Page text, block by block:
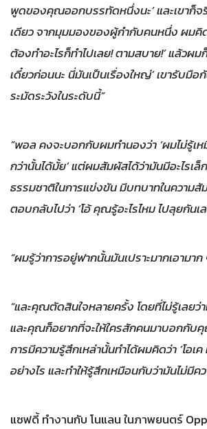
พูดของคุณออกบรรทัดหนึ่งนะ’ และเขาก็
เดียว จากมุมมองของผู้กำกับคนหนึ่ง ผมคิด
ต้องทำอะไรก็ทำไปเลย! ตามสบาย!’ แล้วผม
เดี๋ยวก่อนนะ นี่มันเป็นเรื่องใหญ่’ เขารับมื
ระมัดระวังในระดับนี้”
“พอล คงจะบอกกับผมทำนองว่า ‘ผมไม่รู้เห
กว่านั้นได้มั้ย’ แต่ผมสัมผัสได้ว่ามันมีอะไรเ
ธรรมชาติในการแข่งขัน มีบทบาทในความ
ตอบกลับไปว่า ‘โอ้ คุณรู้อะไรไหม ไปลุยกันเล
“ผมรู้ว่าการอยู่ฟากนั้นมันเปราะมากเอามาก
“และคุณตัดสินใจหลายครั้ง โดยที่ไม่รู้เลยว่
และคุณก็อยากที่จะให้ใครสักคนมาบอกกับ
การมีความรู้สึกเหล่านั้นทำได้ผมคิดว่า ‘โอเ
อย่างไร และทำให้รู้สึกเหมือนกับว่ามันไม่มีค
แซฟดี้ ทำงานกับ โนแลน ในภาพยนตร์